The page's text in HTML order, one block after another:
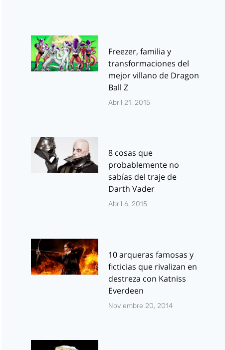
Freezer, familia y
transformaciones del
mejor villano de Dragon
Ball Z
Abril 21, 2015
8 cosas que
probablemente no
sabías del traje de
Darth Vader
Abril 6, 2015
10 arqueras famosas y
ficticias que rivalizan en
destreza con Katniss
Everdeen
Noviembre 20, 2014